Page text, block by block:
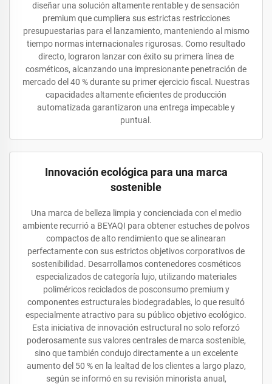
diseñar una solución altamente rentable y de sensación
premium que cumpliera sus estrictas restricciones
presupuestarias para el lanzamiento, manteniendo al mismo
tiempo normas internacionales rigurosas. Como resultado
directo, lograron lanzar con éxito su primera línea de
cosméticos, alcanzando una impresionante penetración de
mercado del 40 % durante su primer ejercicio fiscal. Nuestras
capacidades altamente eficientes de producción
automatizada garantizaron una entrega impecable y
puntual.
Innovación ecológica para una marca
sostenible
Una marca de belleza limpia y concienciada con el medio
ambiente recurrió a BEYAQI para obtener estuches de polvos
compactos de alto rendimiento que se alinearan
perfectamente con sus estrictos objetivos corporativos de
sostenibilidad. Desarrollamos contenedores cosméticos
especializados de categoría lujo, utilizando materiales
poliméricos reciclados de posconsumo premium y
componentes estructurales biodegradables, lo que resultó
especialmente atractivo para su público objetivo ecológico.
Esta iniciativa de innovación estructural no solo reforzó
poderosamente sus valores centrales de marca sostenible,
sino que también condujo directamente a un excelente
aumento del 50 % en la lealtad de los clientes a largo plazo,
según se informó en su revisión minorista anual,